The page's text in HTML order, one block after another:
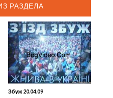
РАЗДЕЛА
Збуж 20.04.09